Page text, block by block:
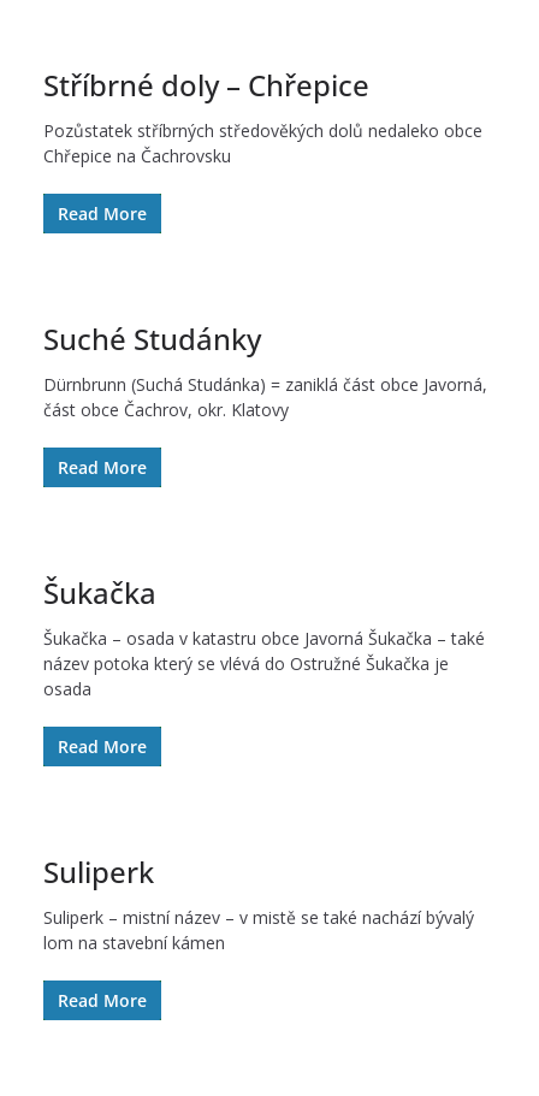
Stříbrné doly – Chřepice
Pozůstatek stříbrných středověkých dolů nedaleko obce
Chřepice na Čachrovsku
Read More
Suché Studánky
Dürnbrunn (Suchá Studánka) = zaniklá část obce Javorná,
část obce Čachrov, okr. Klatovy
Read More
Šukačka
Šukačka – osada v katastru obce Javorná Šukačka – také
název potoka který se vlévá do Ostružné Šukačka je
osada
Read More
Suliperk
Suliperk – mistní název – v mistě se také nachází bývalý
lom na stavební kámen
Read More